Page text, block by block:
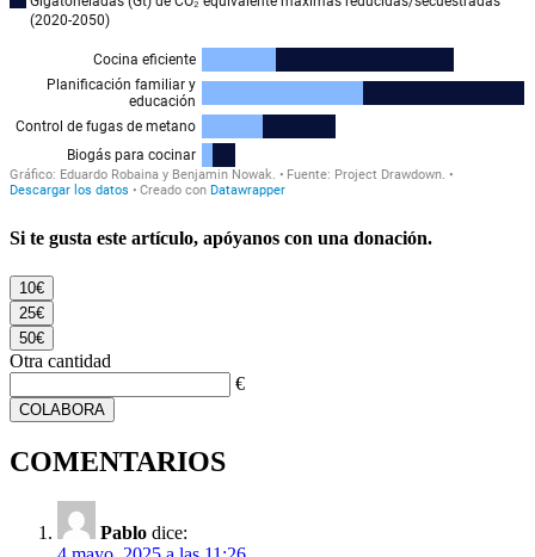
Si te gusta este artículo, apóyanos con una donación.
10€
25€
50€
Otra cantidad
€
COLABORA
COMENTARIOS
Pablo dice: